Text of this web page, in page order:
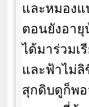
และหมองแ
ตอนยังอา
ได้มาร่วมเ
และฟ้าไม่
สุกดิบดูก็พ